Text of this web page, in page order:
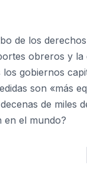
de los
obreros y
gobiernos
son «más
de miles
en el mundo?